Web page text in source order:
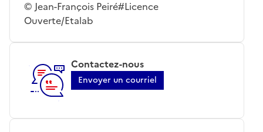
© Jean-François Peiré#Licence
Ouverte/Etalab
Contactez-nous
Envoyer un courriel